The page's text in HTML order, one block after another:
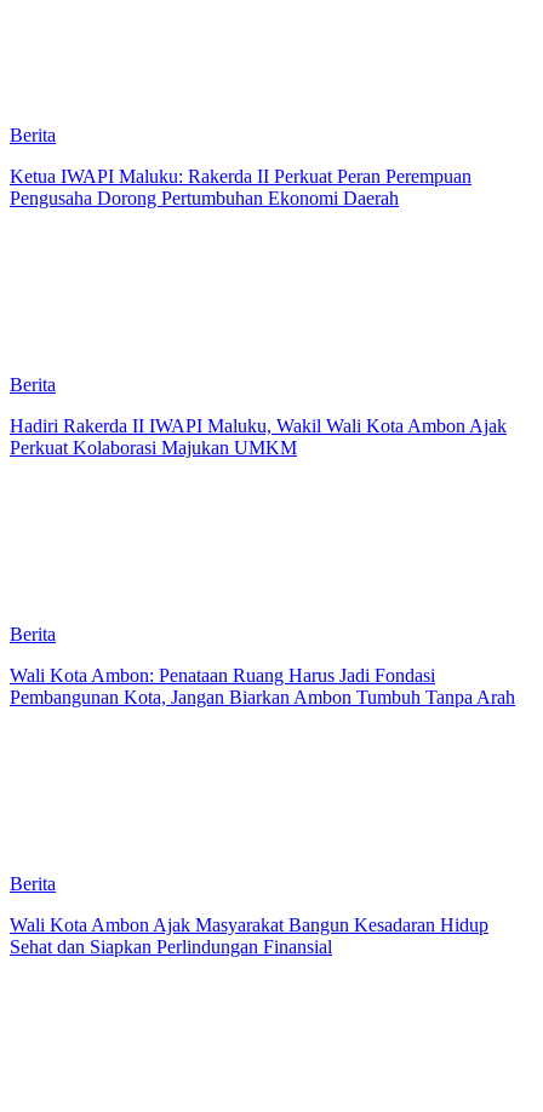
Berita
Ketua IWAPI Maluku: Rakerda II Perkuat Peran Perempuan
Pengusaha Dorong Pertumbuhan Ekonomi Daerah
Berita
Hadiri Rakerda II IWAPI Maluku, Wakil Wali Kota Ambon Ajak
Perkuat Kolaborasi Majukan UMKM
Berita
Wali Kota Ambon: Penataan Ruang Harus Jadi Fondasi
Pembangunan Kota, Jangan Biarkan Ambon Tumbuh Tanpa Arah
Berita
Wali Kota Ambon Ajak Masyarakat Bangun Kesadaran Hidup
Sehat dan Siapkan Perlindungan Finansial